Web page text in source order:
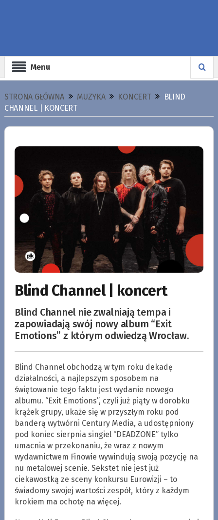
Menu
STRONA GŁÓWNA MUZYKA KONCERT
BLIND
CHANNEL | KONCERT
Blind Channel | koncert
Blind Channel nie zwalniają tempa i
zapowiadają swój nowy album “Exit
Emotions” z którym odwiedzą Wrocław.
Blind Channel obchodzą w tym roku dekadę
działalności, a najlepszym sposobem na
świętowanie tego faktu jest wydanie nowego
albumu. “Exit Emotions”, czyli już piąty w dorobku
krążek grupy, ukaże się w przyszłym roku pod
banderą wytwórni Century Media, a udostępniony
pod koniec sierpnia singiel “DEADZONE” tylko
umacnia w przekonaniu, że wraz z nowym
wydawnictwem Finowie wywindują swoją pozycję na
nu metalowej scenie. Sekstet nie jest już
ciekawostką ze sceny konkursu Eurowizji – to
świadomy swojej wartości zespół, który z każdym
krokiem ma ochotę na więcej.